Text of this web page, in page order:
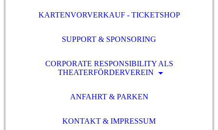
KARTENVORVERKAUF - TICKETSHOP
SUPPORT & SPONSORING
CORPORATE RESPONSIBILITY ALS
THEATERFÖRDERVEREIN
ANFAHRT & PARKEN
KONTAKT & IMPRESSUM